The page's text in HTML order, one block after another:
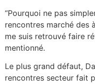
“Pourquoi ne pas
rencontres marché des
me suis retrouvé faire
mentionné.
Le plus grand défaut,
rencontres secteur fait